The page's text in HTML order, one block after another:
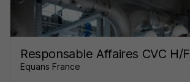
Responsable Affaires CVC H/F
Equans France